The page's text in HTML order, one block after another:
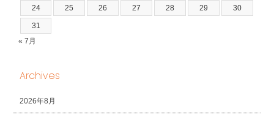
24 25 26 27 28 29 30
31
« 7月
Archives
2026年8月